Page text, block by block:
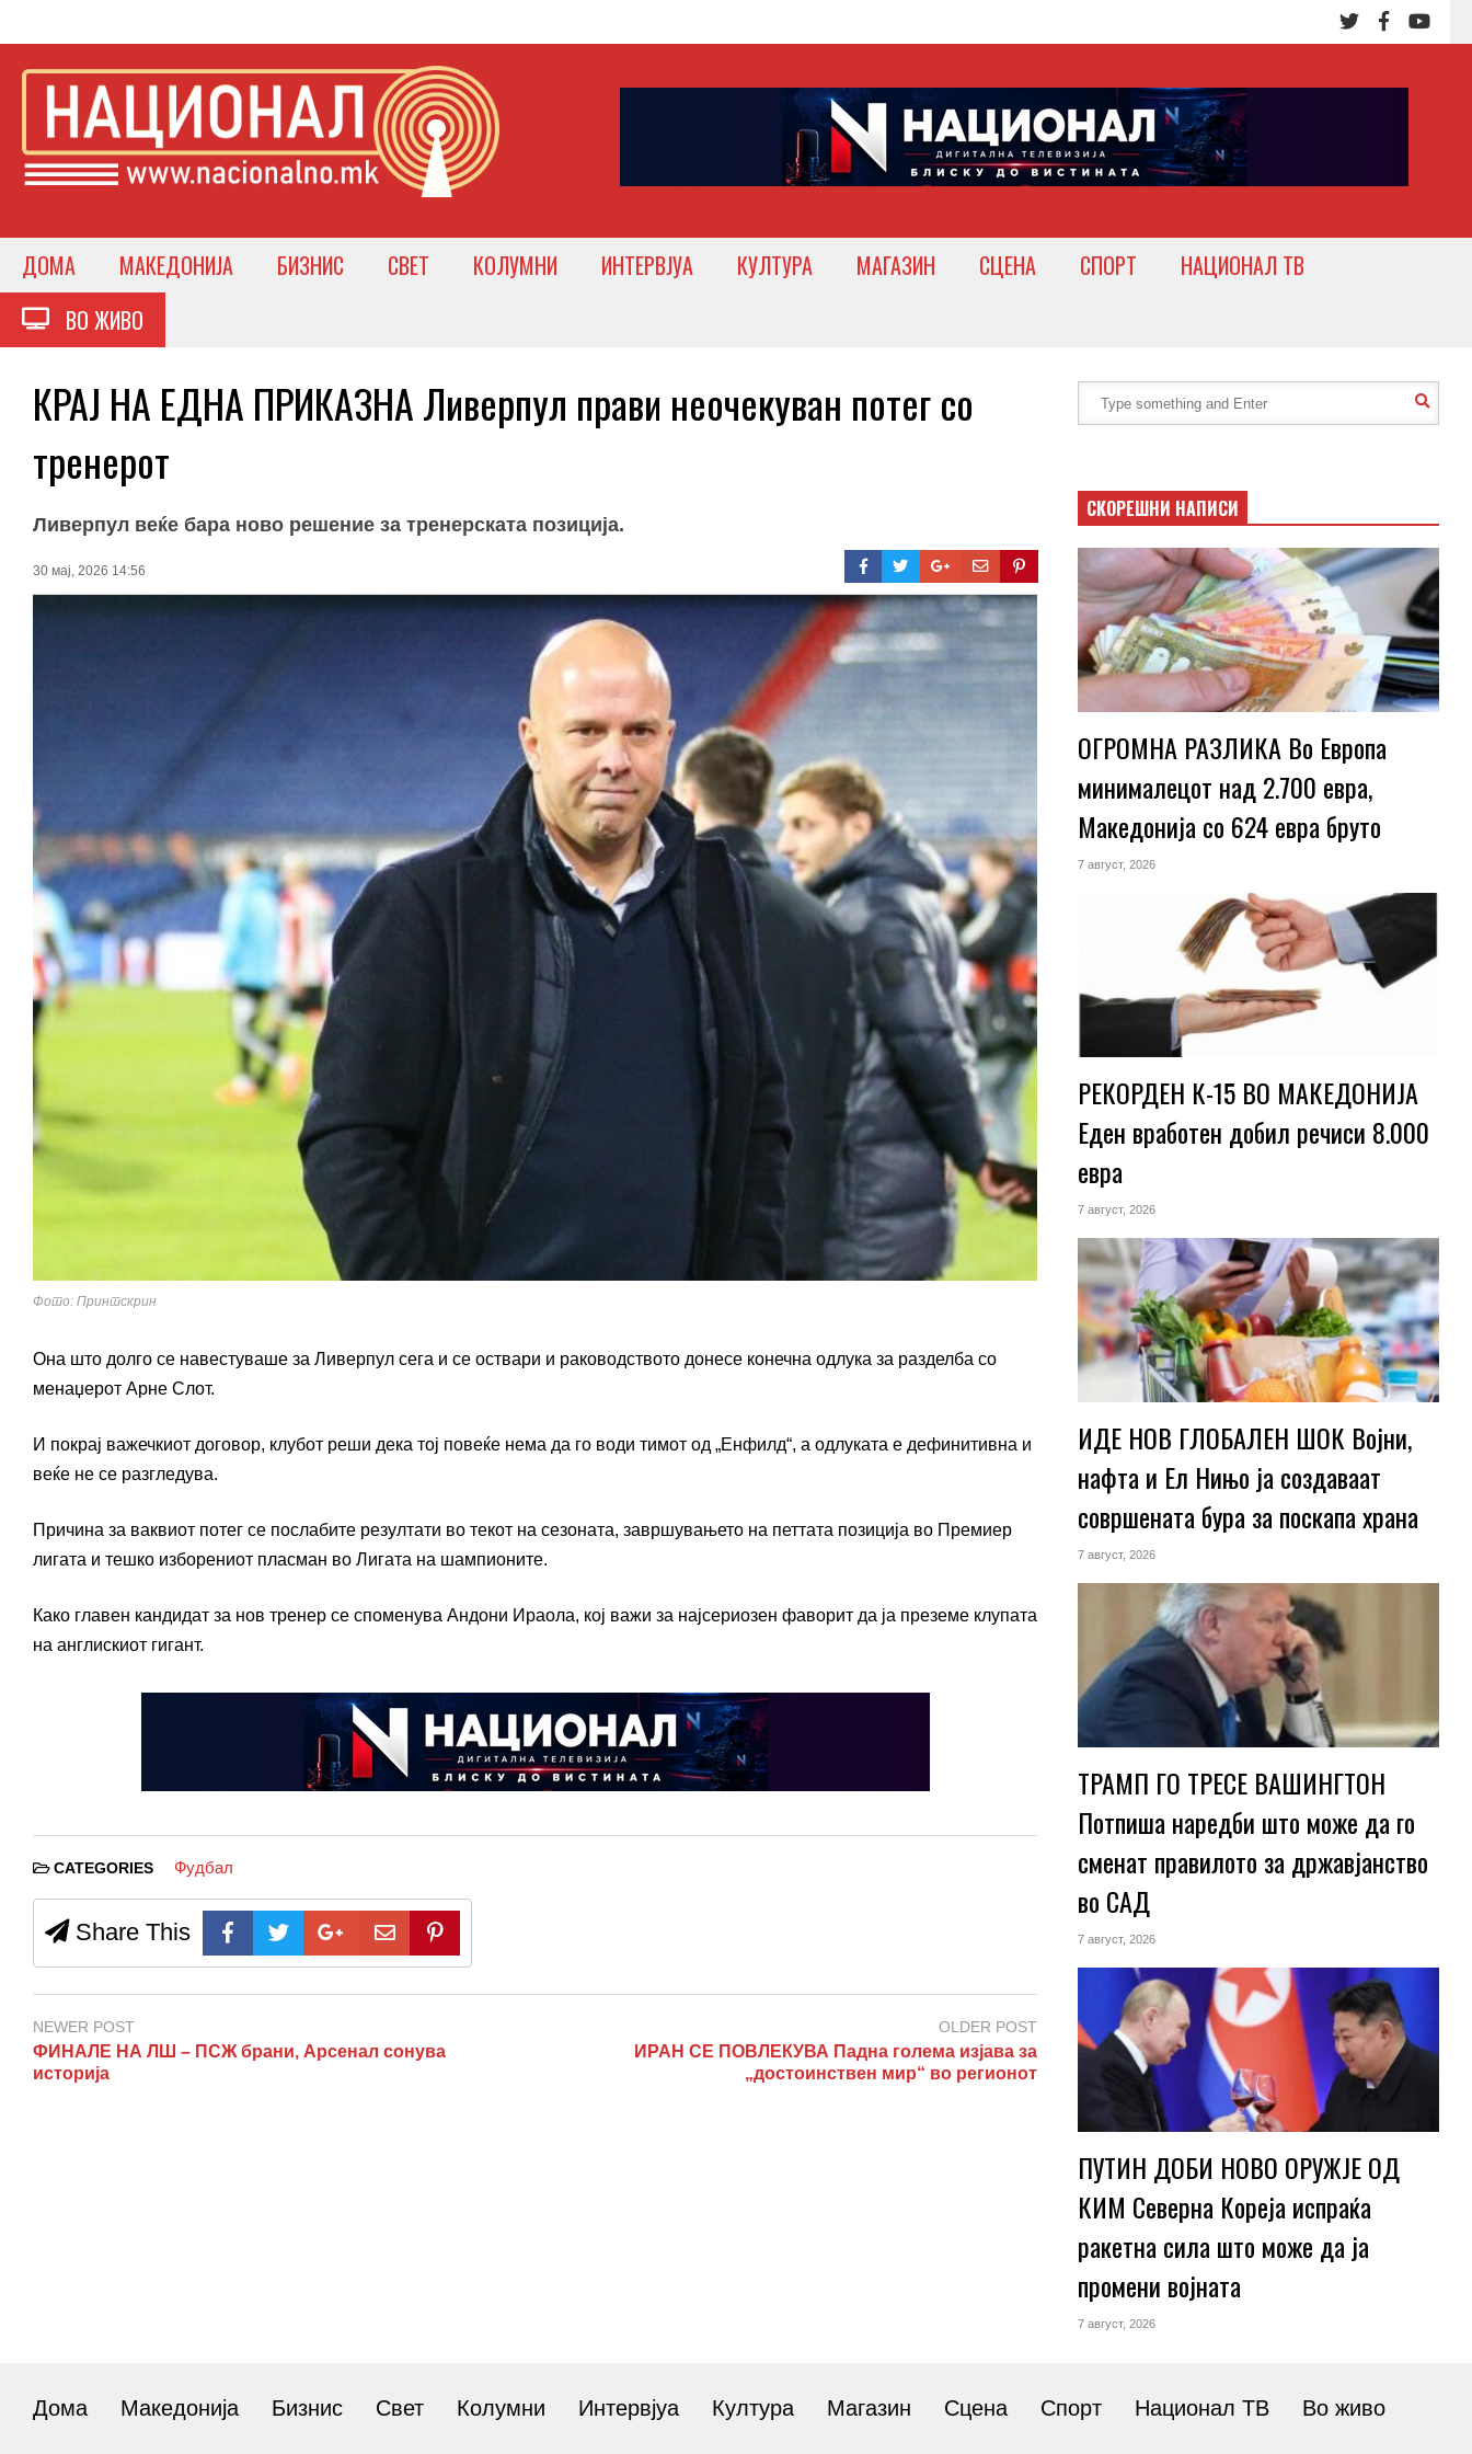
ДОМА МАКЕДОНИЈА БИЗНИС СВЕТ КОЛУМНИ ИНТЕРВЈУА КУЛТУРА МАГАЗИН СЦЕНА СПОРТ
НАЦИОНАЛ ТВ
ВО ЖИВО
КРАЈ НА ЕДНА ПРИКАЗНА Ливерпул прави неочекуван потег со
тренерот
Ливерпул веќе бара ново решение за тренерската позиција.
30 мај, 2026 14:56
Фото: Принтскрин
Она што долго се навестуваше за Ливерпул сега и се оствари и раководството донесе конечна одлука за разделба со
менаџерот Арне Слот.
И покрај важечкиот договор, клубот реши дека тој повеќе нема да го води тимот од „Енфилд“, а одлуката е дефинитивна и
веќе не се разгледува.
Причина за ваквиот потег се послабите резултати во текот на сезоната, завршувањето на петтата позиција во Премиер
лигата и тешко изборениот пласман во Лигата на шампионите.
Како главен кандидат за нов тренер се споменува Андони Ираола, кој важи за најсериозен фаворит да ја преземе клупата
на англискиот гигант.
CATEGORIES Фудбал
Share This
NEWER POST
ФИНАЛЕ НА ЛШ – ПСЖ брани, Арсенал сонува
историја
OLDER POST
ИРАН СЕ ПОВЛЕКУВА Падна голема изјава за
„достоинствен мир“ во регионот
СКОРЕШНИ НАПИСИ
ОГРОМНА РАЗЛИКА Во Европа
минималецот над 2.700 евра,
Македонија со 624 евра бруто
7 август, 2026
РЕКОРДЕН К-15 ВО МАКЕДОНИЈА
Еден вработен добил речиси 8.000
евра
7 август, 2026
ИДЕ НОВ ГЛОБАЛЕН ШОК Војни,
нафта и Ел Нињо ја создаваат
совршената бура за поскапа храна
7 август, 2026
ТРАМП ГО ТРЕСЕ ВАШИНГТОН
Потпиша наредби што може да го
сменат правилото за државјанство
во САД
7 август, 2026
ПУТИН ДОБИ НОВО ОРУЖЈЕ ОД
КИМ Северна Кореја испраќа
ракетна сила што може да ја
промени војната
7 август, 2026
Дома Македонија Бизнис Свет Колумни Интервјуа Култура Магазин Сцена Спорт Национал ТВ Во живо